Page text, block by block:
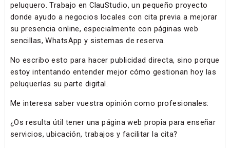
peluquero. Trabajo en ClauStudio, un pequeño proyecto
donde ayudo a negocios locales con cita previa a mejorar
su presencia online, especialmente con páginas web
sencillas, WhatsApp y sistemas de reserva.
No escribo esto para hacer publicidad directa, sino porque
estoy intentando entender mejor cómo gestionan hoy las
peluquerías su parte digital.
Me interesa saber vuestra opinión como profesionales:
¿Os resulta útil tener una página web propia para enseñar
servicios, ubicación, trabajos y facilitar la cita?